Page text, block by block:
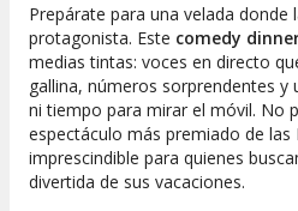
Prepárate para una velada donde
protagonista. Este comedy
medias tintas: voces en directo
gallina, números sorprendentes
ni tiempo para mirar el móvil. No
espectáculo más premiado de las
imprescindible para quienes
divertida de sus vacaciones.